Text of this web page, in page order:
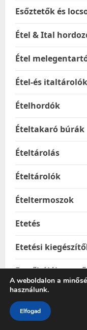
Esőztetők és
Étel & Ital
Étel
Étel-és italtárolók
Ételhordók
Ételtakaró búrák
Ételtárolás
Ételtárolók
Ételtermoszok
Etetés
Etetési
Etetőhálók,
Etetőszékek
Etikett címkék
A weboldalon a
használunk.
Elfogad